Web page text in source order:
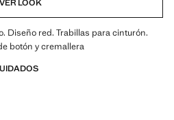
VER LOOK
Diseño red. Trabillas para cinturón.
botón y cremallera